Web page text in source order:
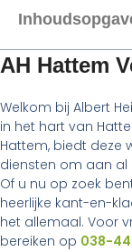
AH Hattem
Welkom bij Albert
in het hart van
Hattem, biedt deze
diensten om aan
Of u nu op zoek
heerlijke kant-en-
het allemaal. Voor
bereiken op 038-